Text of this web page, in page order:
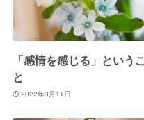
「感情を感じる」というこ
と
2022年3月11日